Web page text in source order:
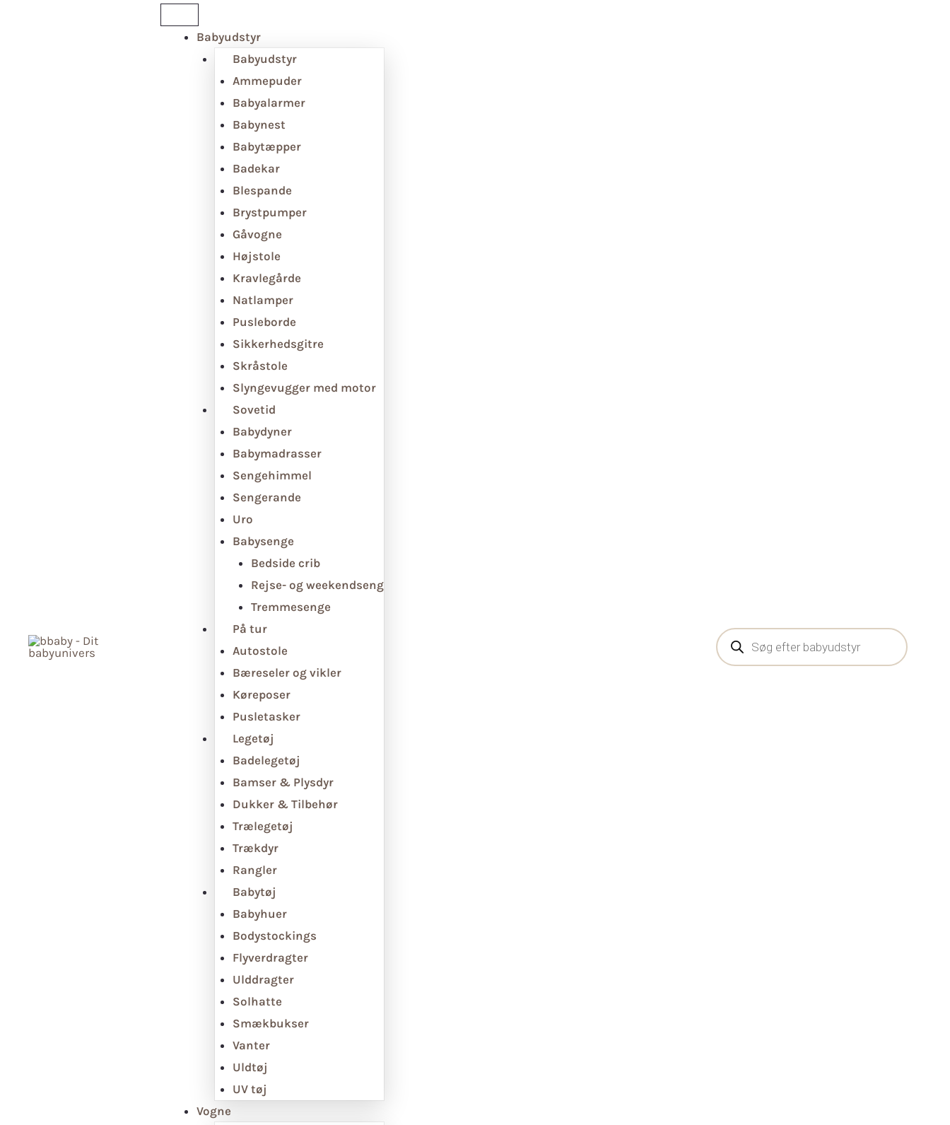
Babyudstyr
Babyudstyr
Ammepuder
Babyalarmer
Babynest
Babytæpper
Badekar
Blespande
Brystpumper
Gåvogne
Højstole
Kravlegårde
Natlamper
Pusleborde
Sikkerhedsgitre
Skråstole
Slyngevugger med motor
Sovetid
Babydyner
Babymadrasser
Sengehimmel
Sengerande
Uro
Babysenge
Bedside crib
Rejse- og weekendseng
Tremmesenge
På tur
Autostole
Bæreseler og vikler
Køreposer
Pusletasker
Legetøj
Badelegetøj
Bamser & Plysdyr
Dukker & Tilbehør
Trælegetøj
Trækdyr
Rangler
Babytøj
Babyhuer
Bodystockings
Flyverdragter
Ulddragter
Solhatte
Smækbukser
Vanter
Uldtøj
UV tøj
Vogne